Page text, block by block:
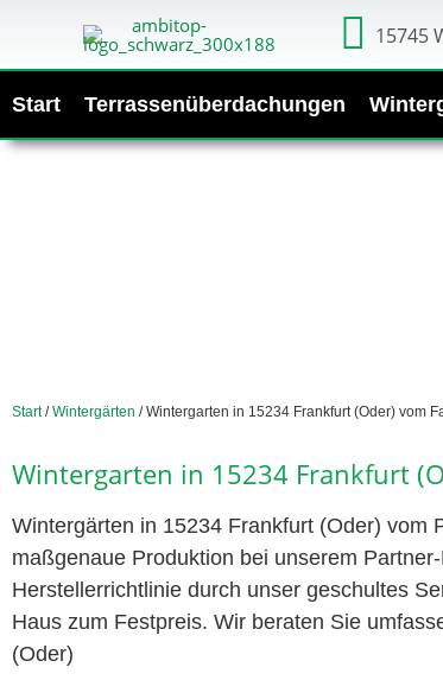
15745
Start Terrassenüberdachungen
Start/Wintergärten / Wintergarten in 15234 Frankfurt (Oder) vom
Wintergarten in 15234 Frankfurt
Wintergärten in 15234 Frankfurt (Oder) vom
maßgenaue Produktion bei unserem
Herstellerrichtlinie durch unser geschultes
Haus zum Festpreis. Wir beraten Sie
(Oder)